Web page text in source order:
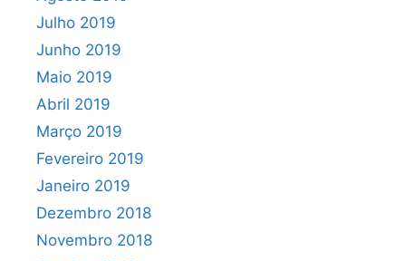
Julho 2019
Junho 2019
Maio 2019
Abril 2019
Março 2019
Fevereiro 2019
Janeiro 2019
Dezembro 2018
Novembro 2018